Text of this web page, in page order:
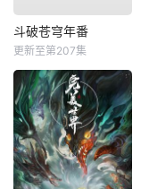
斗破苍穹年番
更新至第207集